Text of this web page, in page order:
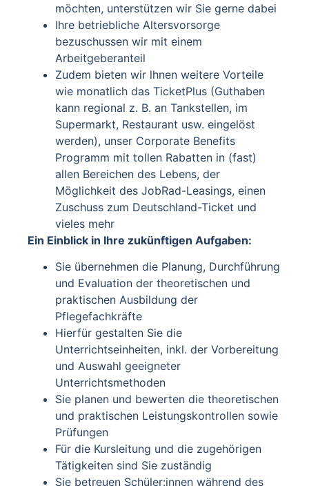
möchten, unterstützen wir Sie gerne dabei
Ihre betriebliche Altersvorsorge
bezuschussen wir mit einem
Arbeitgeberanteil
Zudem bieten wir lhnen weitere Vorteile
wie monatlich das TicketPlus (Guthaben
kann regional z. B. an Tankstellen, im
Supermarkt, Restaurant usw. eingelöst
werden), unser Corporate Benefits
Programm mit tollen Rabatten in (fast)
allen Bereichen des Lebens, der
Möglichkeit des JobRad-Leasings, einen
Zuschuss zum Deutschland-Ticket und
vieles mehr
Ein Einblick in Ihre zukünftigen Aufgaben:
Sie übernehmen die Planung, Durchführung
und Evaluation der theoretischen und
praktischen Ausbildung der
Pflegefachkräfte
Hierfür gestalten Sie die
Unterrichtseinheiten, inkl. der Vorbereitung
und Auswahl geeigneter
Unterrichtsmethoden
Sie planen und bewerten die theoretischen
und praktischen Leistungskontrollen sowie
Prüfungen
Für die Kursleitung und die zugehörigen
Tätigkeiten sind Sie zuständig
Sie betreuen Schüler:innen während des